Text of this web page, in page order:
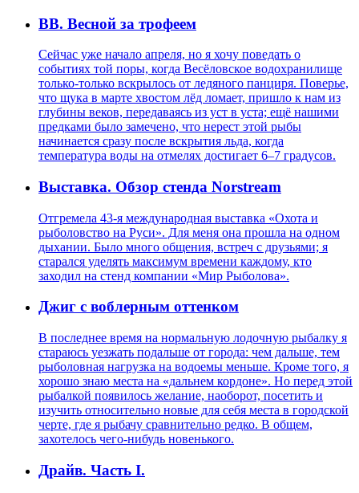
ВВ. Весной за трофеем
Сейчас уже начало апреля, но я хочу поведать о
событиях той поры, когда Весёловское водохранилище
только-только вскрылось от ледяного панциря. Поверье,
что щука в марте хвостом лёд ломает, пришло к нам из
глубины веков, передаваясь из уст в уста; ещё нашими
предками было замечено, что нерест этой рыбы
начинается сразу после вскрытия льда, когда
температура воды на отмелях достигает 6–7 градусов.
Выставка. Обзор стенда Norstream
Отгремела 43-я международная выставка «Охота и
рыболовство на Руси». Для меня она прошла на одном
дыхании. Было много общения, встреч с друзьями; я
старался уделять максимум времени каждому, кто
заходил на стенд компании «Мир Рыболова».
Джиг с воблерным оттенком
В последнее время на нормальную лодочную рыбалку я
стараюсь уезжать подальше от города: чем дальше, тем
рыболовная нагрузка на водоемы меньше. Кроме того, я
хорошо знаю места на «дальнем кордоне». Но перед этой
рыбалкой появилось желание, наоборот, посетить и
изучить относительно новые для себя места в городской
черте, где я рыбачу сравнительно редко. В общем,
захотелось чего-нибудь новенького.
Драйв. Часть I.